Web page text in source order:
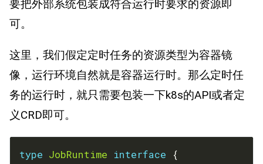
要把外部系统包装成符合运行时要求的资源即
可。
这里，我们假定定时任务的资源类型为容器镜
像，运行环境自然就是容器运行时。那么定时任
务的运行时，就只需要包装一下k8s的API或者定
义CRD即可。
type JobRuntime interface